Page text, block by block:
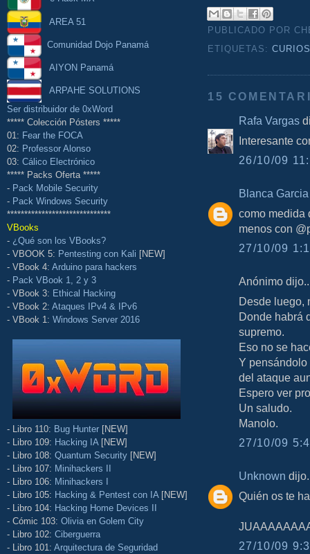
AREA 51
Comunidad Dojo Panamá
AIYON Panamá
ARPAHE SOLUTIONS
Ser distribuidor de 0xWord
***** Colección Pósters *****
01: Fear the FOCA
02: Professor Alonso
03: Cálico Electrónico
***** Packs Oferta *****
- Pack Mobile Security
- Pack Windows Security
******************************
VBooks
- ¿Qué son los VBooks?
- VBOOK 5: Pentesting con Kali [NEW]
- VBook 4: Arduino para hackers
- Pack VBook 1, 2 y 3
- VBook 3: Ethical Hacking
- VBook 2: Ataques IPv4 & IPv6
- VBook 1: Windows Server 2016
- Libro 110: Bug Hunter [NEW]
- Libro 109: Hacking IA [NEW]
- Libro 108: Quantum Security [NEW]
- Libro 107: Minihackers II
- Libro 106: Minihackers I
- Libro 105: Hacking & Pentest con IA [NEW]
- Libro 104: Hacking Home Devices II
- Cómic 103: Olivia en Golem City
- Libro 102: Ciberguerra
- Libro 101: Arquitectura de Seguridad
PUBLICADO POR
ETIQUETAS:
15
Rafa Vargas
Interesante
26/10/09
Blanca Garcia
como medida
menos con
27/10/09
Anónimo
Desde luego,
Donde habrá
supremo.
Eso no se
Y pensándolo
del ataque
Espero ver
Un saludo.
Manolo.
27/10/09
Unknown
Quién os te
27/10/09